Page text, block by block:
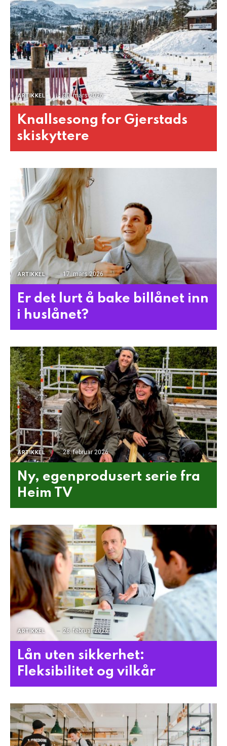
ARTIKKEL 30. mars 2026
Knallsesong for Gjerstads
skiskyttere
ARTIKKEL 17. mars 2026
Er det lurt å bake billånet inn
i huslånet?
ARTIKKEL 28. februar 2026
Ny, egenprodusert serie fra
Heim TV
ARTIKKEL 26. februar 2026
Lån uten sikkerhet:
Fleksibilitet og vilkår